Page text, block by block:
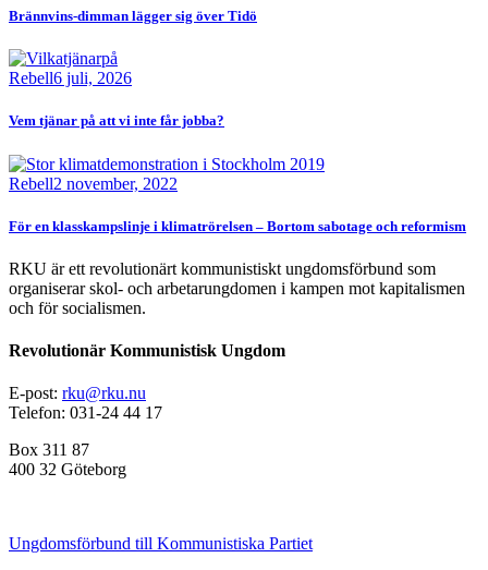
Brännvins-dimman lägger sig över Tidö
Bild
Rebell6 juli, 2026
Vem tjänar på att vi inte får jobba?
Bild
Rebell2 november, 2022
För en klasskampslinje i klimatrörelsen – Bortom sabotage och reformism
RKU är ett revolutionärt kommunistiskt ungdomsförbund som
organiserar skol- och arbetarungdomen i kampen mot kapitalismen
och för socialismen.
Revolutionär Kommunistisk Ungdom
E-post: rku@rku.nu
Telefon: 031-24 44 17
Box 311 87
400 32 Göteborg
Ungdomsförbund till Kommunistiska Partiet